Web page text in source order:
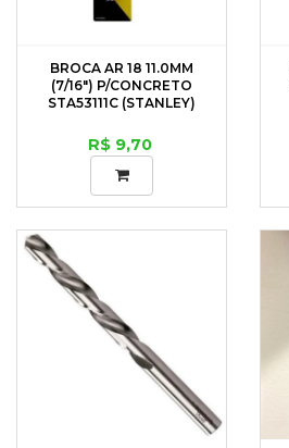
BROCA AR 18 11.0MM
(7/16") P/CONCRETO
STA53111C (STANLEY)
R$ 9,70